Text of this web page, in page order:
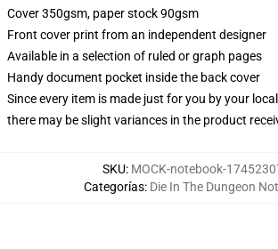
Cover 350gsm, paper stock 90gsm
Front cover print from an independent designer
Available in a selection of ruled or graph pages
Handy document pocket inside the back cover
Since every item is made just for you by your
there may be slight variances in the product
SKU: MOCK-notebook-
Categorías: Die In The Dungeon